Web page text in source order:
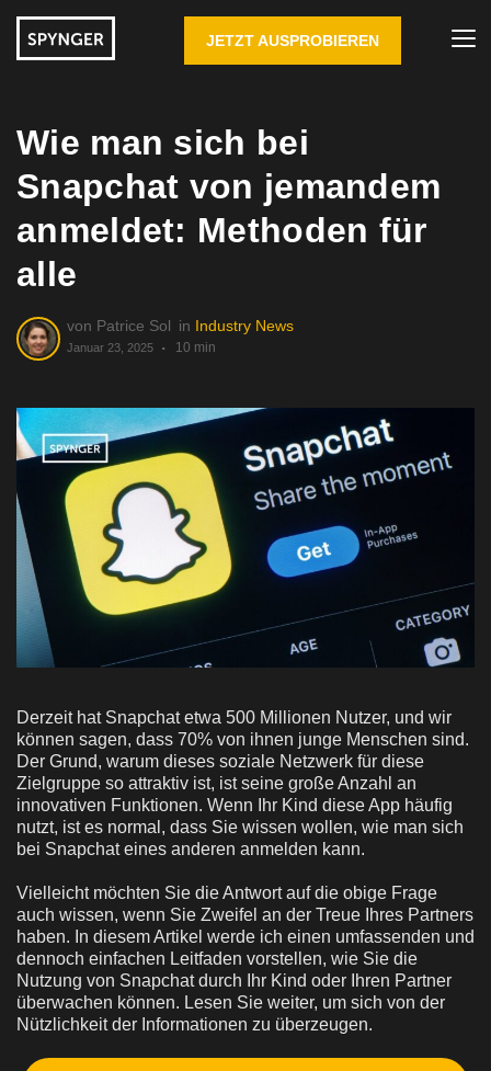
JETZT AUSPROBIEREN
Wie man sich bei
Snapchat von jemandem
anmeldet: Methoden für
alle
von Patrice Sol in Industry News
Januar 23, 2025 10 min
Derzeit hat Snapchat etwa 500 Millionen Nutzer, und wir
können sagen, dass 70% von ihnen junge Menschen sind.
Der Grund, warum dieses soziale Netzwerk für diese
Zielgruppe so attraktiv ist, ist seine große Anzahl an
innovativen Funktionen. Wenn Ihr Kind diese App häufig
nutzt, ist es normal, dass Sie wissen wollen, wie man sich
bei Snapchat eines anderen anmelden kann.
Vielleicht möchten Sie die Antwort auf die obige Frage
auch wissen, wenn Sie Zweifel an der Treue Ihres Partners
haben. In diesem Artikel werde ich einen umfassenden und
dennoch einfachen Leitfaden vorstellen, wie Sie die
Nutzung von Snapchat durch Ihr Kind oder Ihren Partner
überwachen können. Lesen Sie weiter, um sich von der
Nützlichkeit der Informationen zu überzeugen.